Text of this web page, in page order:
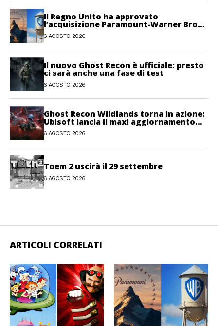
Il Regno Unito ha approvato
l’acquisizione Paramount-Warner Bros
Discovery
6 AGOSTO 2026
Il nuovo Ghost Recon è ufficiale: presto
ci sarà anche una fase di test
6 AGOSTO 2026
Ghost Recon Wildlands torna in azione:
Ubisoft lancia il maxi aggiornamento
gratuito Last Rites
6 AGOSTO 2026
Toem 2 uscirà il 29 settembre
6 AGOSTO 2026
ARTICOLI CORRELATI